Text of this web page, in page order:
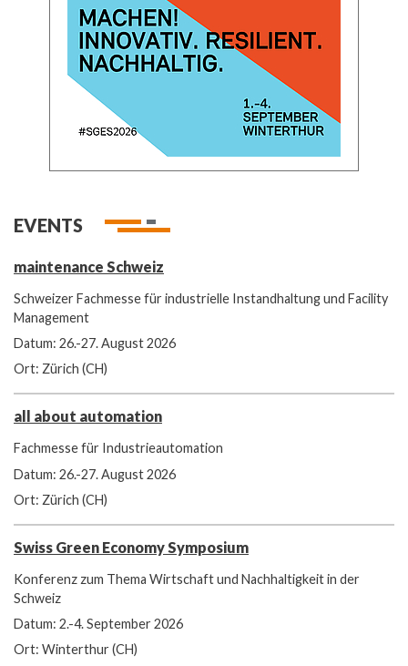
EVENTS
maintenance Schweiz
Schweizer Fachmesse für industrielle Instandhaltung und Facility
Management
Datum: 26.-27. August 2026
Ort: Zürich (CH)
all about automation
Fachmesse für Industrieautomation
Datum: 26.-27. August 2026
Ort: Zürich (CH)
Swiss Green Economy Symposium
Konferenz zum Thema Wirtschaft und Nachhaltigkeit in der
Schweiz
Datum: 2.-4. September 2026
Ort: Winterthur (CH)